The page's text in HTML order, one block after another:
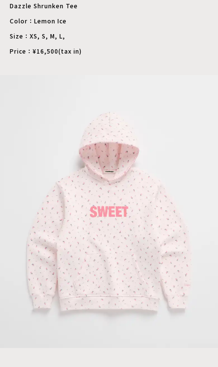
Dazzle Shrunken Tee
Color：Lemon Ice
Size：XS, S, M, L,
Price：¥16,500(tax in)